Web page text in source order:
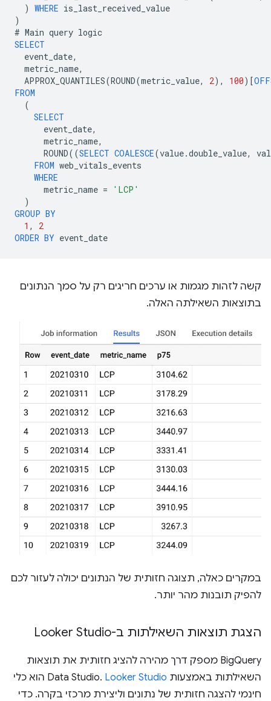
) WHERE is_last_received_value
)
# Main query logic
SELECT
event_date,
metric_name,
APPROX_QUANTILES(ROUND(metric_value, 2), 100)[
FROM
(
SELECT
event_date,
metric_name,
ROUND((SELECT COALESCE(value.double_value,
FROM web_vitals_events
WHERE
metric_name =
'LCP'
)
GROUP BY
1 ,
2
ORDER BY event_date
קשה לזהות מגמות או ערכים חריגים רק על סמך הנתונים
בתוצאות השאילתה האלה.
במקרים כאלה, תצוגה חזותית של הנתונים יכולה לעזור לכם
להפיק תובנות מהר יותר.
הצגת תוצאות השאילתות ב-Looker Studio
BigQuery מספק דרך מהירה להציג חזותית את תוצאות
השאילתות באמצעות Data Studio. Looker Studio
הוא כלי
חינמי להצגה חזותית של נתונים וליצירת מרכזי בקרה. כדי